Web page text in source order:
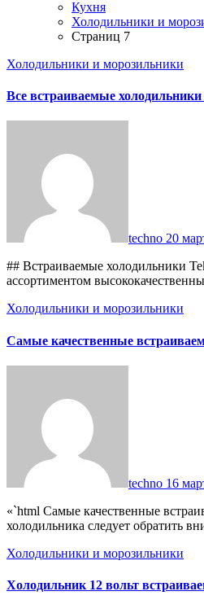
Кухня
Холодильники и
Страниц 7
Холодильники и морозильники
Все встраиваемые холодильники
techno 20
## Встраиваемые холодильники
ассортиментом
Холодильники и морозильники
Самые качественные
techno 16
«`html Самые качественные встраиваемые холодильники Самые качественные встраиваемые холодильники Критерии выбора встраиваемого холодильника При выборе встраиваемого
холодильника следует обратить
Холодильники и морозильники
Холодильник 12 вольт